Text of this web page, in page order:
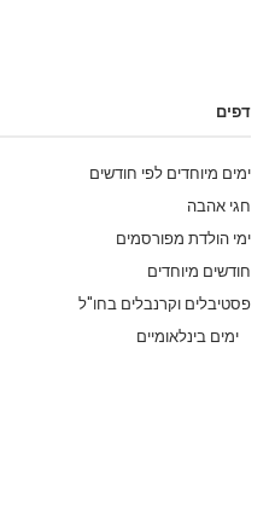
דפים
ימים מיוחדים לפי חודשים
חגי אהבה
ימי הולדת מפורסמים
חודשים מיוחדים
פסטיבלים וקרנבלים בחו"ל
ימים בינלאומיים